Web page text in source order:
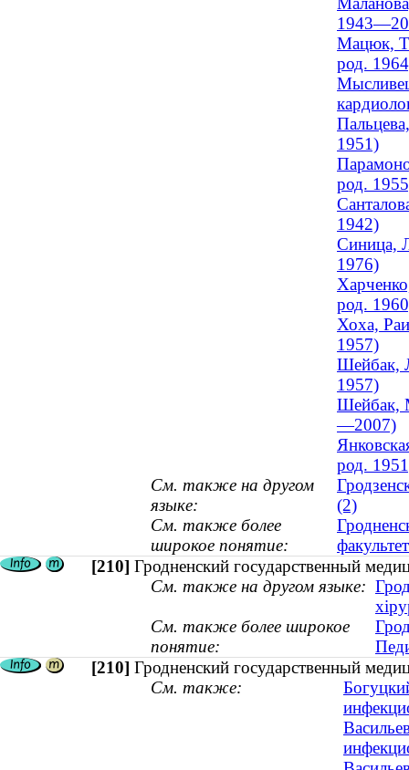
Мацюк,
род.
1951)
род.
1942)
Синица,
1976)
род.
Хоха,
1957)
Шейбак,
1957)
Шейбак,
—2007)
род.
См. также на другом
языке:
(2)
См. также более
широкое понятие:
факультет
[210] Гродненский государственный
См. также на другом языке:
См. также более широкое
понятие:
[210] Гродненский государственный
См. также: